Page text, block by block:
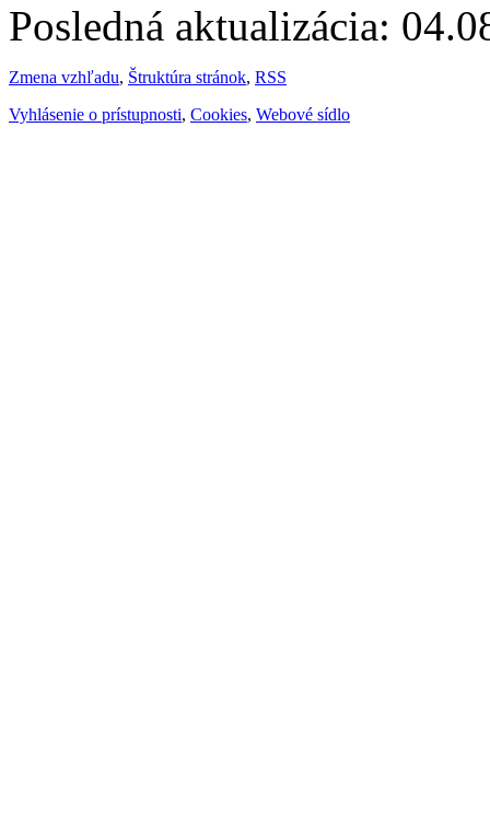
Posledná aktualizácia:
Zmena vzhľadu, Štruktúra stránok, RSS
Vyhlásenie o prístupnosti, Cookies, Webové sídlo